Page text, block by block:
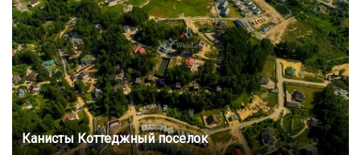
Канисты Коттеджный поселок